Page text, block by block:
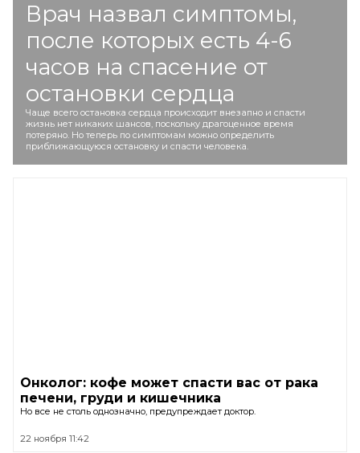
Врач назвал симптомы,
после которых есть 4-6
часов на спасение от
остановки сердца
Чаще всего остановка сердца происходит внезапно и спасти
жизнь нет никаких шансов, поскольку драгоценное время
потеряно. Но теперь по симптомам можно определить
приближающуюся остановку и спасти человека.
Онколог: кофе может спасти вас от рака
печени, груди и кишечника
Но все не столь однозначно, предупреждает доктор.
22 ноября 11:42